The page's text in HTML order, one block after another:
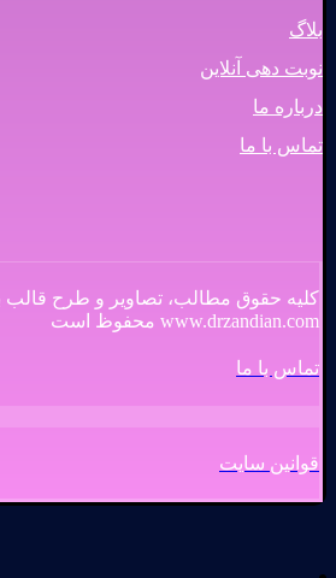
بلاگ
نوبت دهی آنلاین
درباره ما
تماس با ما
کلیه حقوق مطالب، تصاویر و طرح قالب
www.drzandian.com محفوظ است
تماس با ما
قوانین سایت